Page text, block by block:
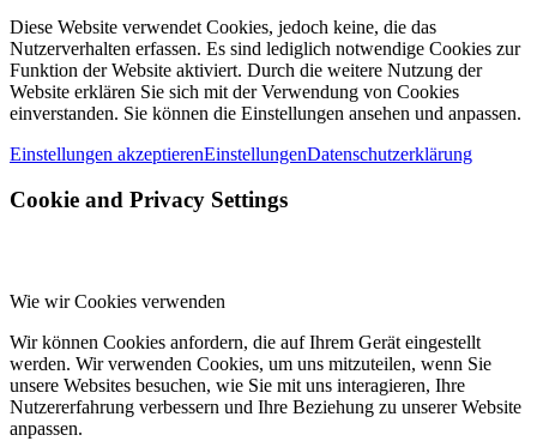
Diese Website verwendet Cookies, jedoch keine, die das
Nutzerverhalten erfassen. Es sind lediglich notwendige Cookies zur
Funktion der Website aktiviert. Durch die weitere Nutzung der
Website erklären Sie sich mit der Verwendung von Cookies
einverstanden. Sie können die Einstellungen ansehen und anpassen.
Einstellungen akzeptierenEinstellungenDatenschutzerklärung
Cookie and Privacy Settings
Wie wir Cookies verwenden
Wir können Cookies anfordern, die auf Ihrem Gerät eingestellt
werden. Wir verwenden Cookies, um uns mitzuteilen, wenn Sie
unsere Websites besuchen, wie Sie mit uns interagieren, Ihre
Nutzererfahrung verbessern und Ihre Beziehung zu unserer Website
anpassen.